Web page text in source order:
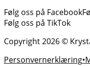
Følg oss på Facebook
Følg oss på TikTok
Copyright 2026 ©
Personvernerklæring